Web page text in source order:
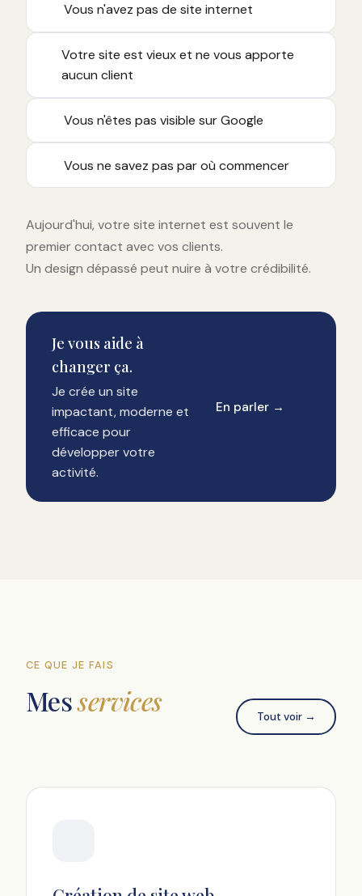
Vous n'avez pas de site internet
Votre site est vieux et ne vous apporte
aucun client
Vous n'êtes pas visible sur Google
Vous ne savez pas par où commencer
Aujourd'hui, votre site internet est souvent le
premier contact avec vos clients.
Un design dépassé peut nuire à votre crédibilité.
Je vous aide à
changer ça.
Je crée un site
impactant, moderne et
efficace pour
développer votre
activité.
En parler →
CE QUE JE FAIS
Messervices Tout voir →